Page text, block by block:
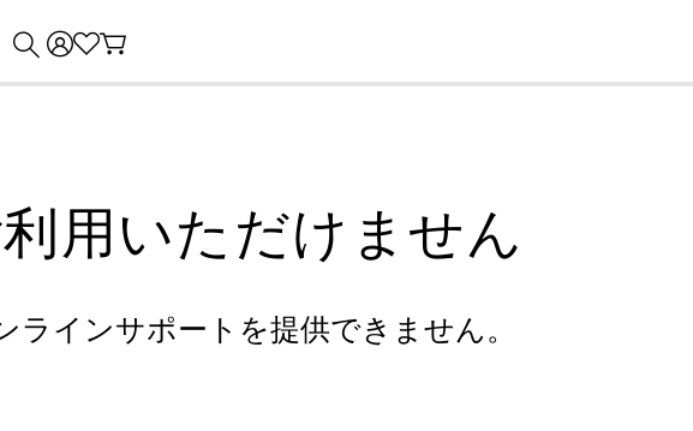
用いただけません
インサポートを提供できません。